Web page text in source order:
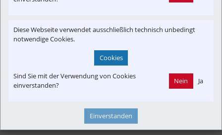
Betreiber
Finanzen
Time-Event
Verkehrspolitik
Diese Webseite verwendet ausschließlich technisch unbedingt
notwendige Cookies.
Cookies
Sind Sie mit der Verwendung von Cookies
einverstanden?
Nein Ja
Einverstanden